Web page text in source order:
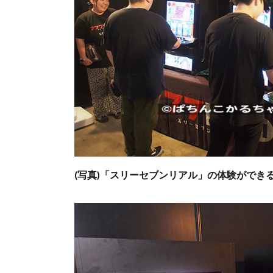
(写真)「スリーセブンリアル」の体験ができ